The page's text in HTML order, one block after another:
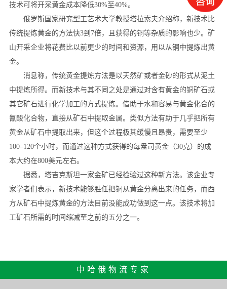
技术可将开采黄金成本降低30%至40%。
俄罗斯国家研究型工艺术大学教授塔拉索夫介绍称，新技术比
传统提炼黄金的方法快3到7倍，且获得的铜等杂质的影响也少。矿
山开采企业将花费比以前更少的时间和资源，用以从铜中提炼出黄
金。
消息称，传统黄金提炼方法是以天然矿或者金砂的形式从泥土
中提炼所得。而新技术与其不同之处是通过对含有黄金的铜矿石或
其它矿石进行化学加工的方式提炼。借助于水和容易与黄金化合的
氰酸化合物，直接从矿石中提取金属。类似方法有助于几乎把所有
黄金从矿石中提取出来，但这个过程极其缓慢且昂贵，需要至少
100–120个小时，而通过这种方式获得的每盎司黄金（30克）的成
本大约在800美元左右。
据悉，塔吉克斯坦一家金矿已经检验过这种新方法。该企业专
家学者们表示，新技术能够胜任把铜从黄金分离出来的任务，而西
方从矿石中提炼黄金的方法目前没能成功做到这一点。该技术将加
工矿石所需的时间缩减至之前的五分之一。
中哈俄物流专家